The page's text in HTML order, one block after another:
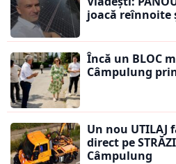
joacă reînnoite
Încă un BLOC
Câmpulung
Un nou UTILAJ
direct pe
Câmpulung